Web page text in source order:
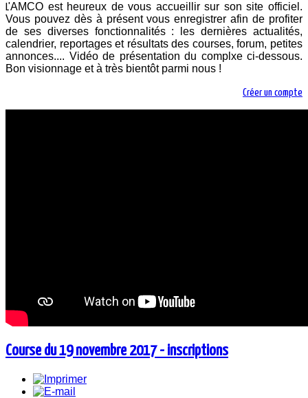
L'AMCO est heureux de vous accueillir sur son site officiel.
Vous pouvez dès à présent vous enregistrer afin de profiter
de ses diverses fonctionnalités : les dernières actualités,
calendrier, reportages et résultats des courses, forum, petites
annonces.... Vidéo de présentation du complxe ci-dessous.
Bon visionnage et à très bientôt parmi nous !
Créer un compte
Course du 19 novembre 2017 - inscriptions